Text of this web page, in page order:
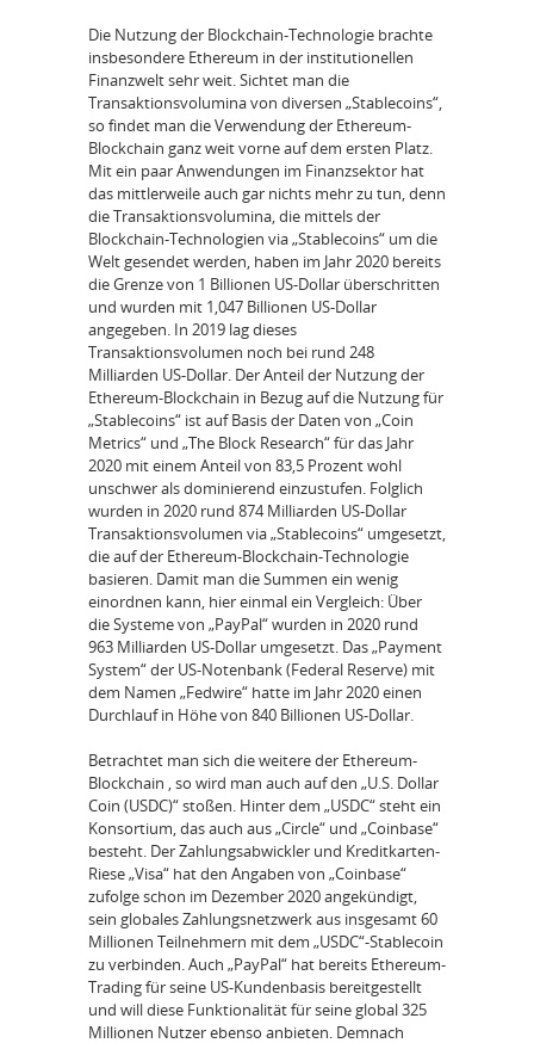
Die Nutzung der Blockchain-Technologie brachte
insbesondere Ethereum in der institutionellen
Finanzwelt sehr weit. Sichtet man die
Transaktionsvolumina von diversen „Stablecoins“,
so findet man die Verwendung der Ethereum-
Blockchain ganz weit vorne auf dem ersten Platz.
Mit ein paar Anwendungen im Finanzsektor hat
das mittlerweile auch gar nichts mehr zu tun, denn
die Transaktionsvolumina, die mittels der
Blockchain-Technologien via „Stablecoins“ um die
Welt gesendet werden, haben im Jahr 2020 bereits
die Grenze von 1 Billionen US-Dollar überschritten
und wurden mit 1,047 Billionen US-Dollar
angegeben. In 2019 lag dieses
Transaktionsvolumen noch bei rund 248
Milliarden US-Dollar. Der Anteil der Nutzung der
Ethereum-Blockchain in Bezug auf die Nutzung für
„Stablecoins“ ist auf Basis der Daten von „Coin
Metrics“ und „The Block Research“ für das Jahr
2020 mit einem Anteil von 83,5 Prozent wohl
unschwer als dominierend einzustufen. Folglich
wurden in 2020 rund 874 Milliarden US-Dollar
Transaktionsvolumen via „Stablecoins“ umgesetzt,
die auf der Ethereum-Blockchain-Technologie
basieren. Damit man die Summen ein wenig
einordnen kann, hier einmal ein Vergleich: Über
die Systeme von „PayPal“ wurden in 2020 rund
963 Milliarden US-Dollar umgesetzt. Das „Payment
System“ der US-Notenbank (Federal Reserve) mit
dem Namen „Fedwire“ hatte im Jahr 2020 einen
Durchlauf in Höhe von 840 Billionen US-Dollar.
Betrachtet man sich die weitere der Ethereum-
Blockchain , so wird man auch auf den „U.S. Dollar
Coin (USDC)“ stoßen. Hinter dem „USDC“ steht ein
Konsortium, das auch aus „Circle“ und „Coinbase“
besteht. Der Zahlungsabwickler und Kreditkarten-
Riese „Visa“ hat den Angaben von „Coinbase“
zufolge schon im Dezember 2020 angekündigt,
sein globales Zahlungsnetzwerk aus insgesamt 60
Millionen Teilnehmern mit dem „USDC“-Stablecoin
zu verbinden. Auch „PayPal“ hat bereits Ethereum-
Trading für seine US-Kundenbasis bereitgestellt
und will diese Funktionalität für seine global 325
Millionen Nutzer ebenso anbieten. Demnach